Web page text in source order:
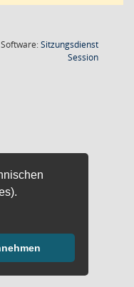
Software:Sitzungsdienst
Session(Wird in